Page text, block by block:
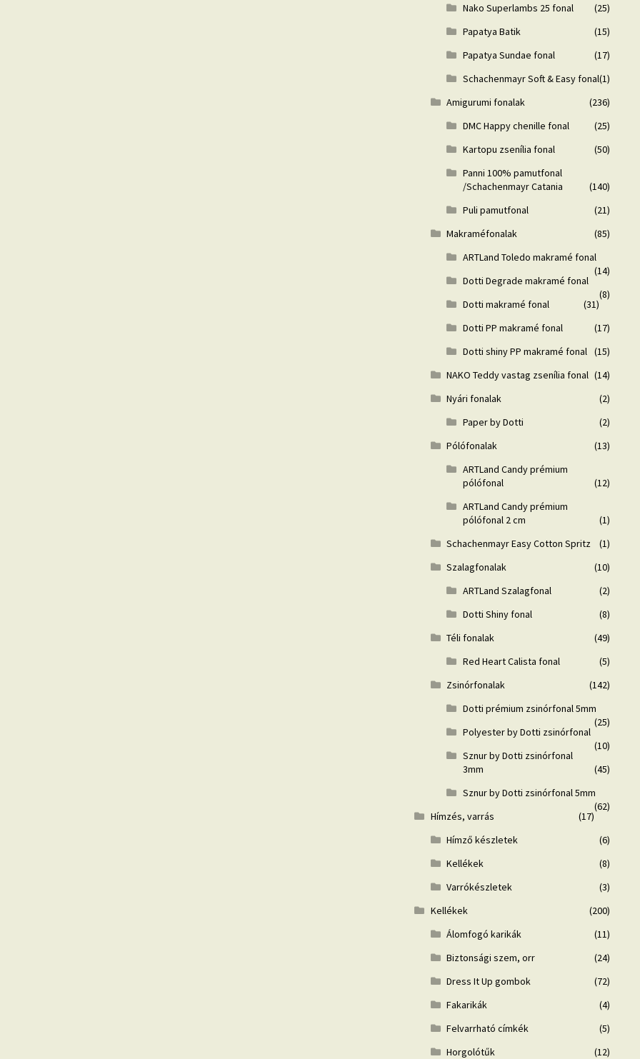
Nako Superlambs 25 fonal
(25)
Papatya Batik
(15)
Papatya Sundae fonal
(17)
Schachenmayr Soft & Easy fonal(1)
Amigurumi fonalak
(236)
DMC Happy chenille fonal
(25)
Kartopu zsenília fonal
(50)
Panni 100% pamutfonal
/Schachenmayr Catania
(140)
Puli pamutfonal
(21)
Makraméfonalak
(85)
ARTLand Toledo makramé fonal
(14)
Dotti Degrade makramé fonal
(8)
Dotti makramé fonal
(31)
Dotti PP makramé fonal
(17)
Dotti shiny PP makramé fonal (15)
NAKO Teddy vastag zsenília fonal (14)
Nyári fonalak
(2)
Paper by Dotti
(2)
Pólófonalak
(13)
ARTLand Candy prémium
pólófonal
(12)
ARTLand Candy prémium
pólófonal 2 cm
(1)
Schachenmayr Easy Cotton Spritz
(1)
Szalagfonalak
(10)
ARTLand Szalagfonal
(2)
Dotti Shiny fonal
(8)
Téli fonalak
(49)
Red Heart Calista fonal
(5)
Zsinórfonalak
(142)
Dotti prémium zsinórfonal 5mm
(25)
Polyester by Dotti zsinórfonal
(10)
Sznur by Dotti zsinórfonal
3mm
(45)
Sznur by Dotti zsinórfonal 5mm
(62)
Hímzés, varrás
(17)
Hímző készletek
(6)
Kellékek
(8)
Varrókészletek
(3)
Kellékek
(200)
Álomfogó karikák
(11)
Biztonsági szem, orr
(24)
Dress It Up gombok
(72)
Fakarikák
(4)
Felvarrható címkék
(5)
Horgolótűk
(12)